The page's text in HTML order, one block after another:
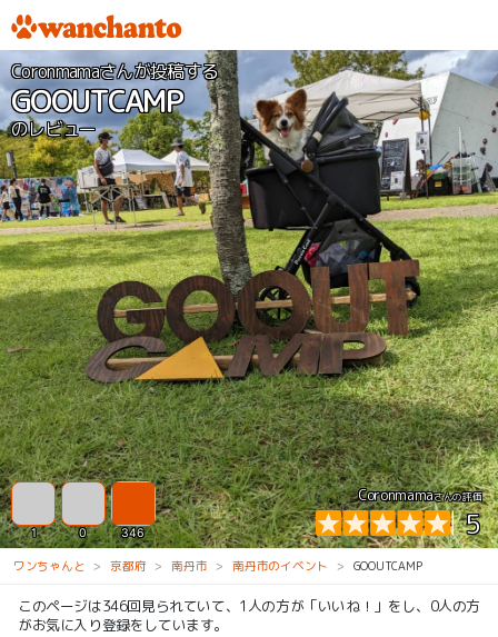
Coronmamaさんが投稿する
GOOUTCAMP
のレビュー
Coronmamaさんの評価
5
1 0 346
ワンちゃんと 京都府 南丹市 南丹市のイベント GOOUTCAMP
このページは346回見られていて、1人の方が「いいね！」をし、0人の方
がお気に入り登録をしています。